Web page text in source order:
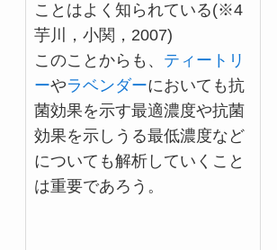
ことはよく知られている(※4
芋川，小関，2007)
このことからも、 ティートリ
ーやラベンダーにおいても抗
菌効果を示す最適濃度や抗菌
効果を示しうる最低濃度など
についても解析していくこと
は重要であろう。